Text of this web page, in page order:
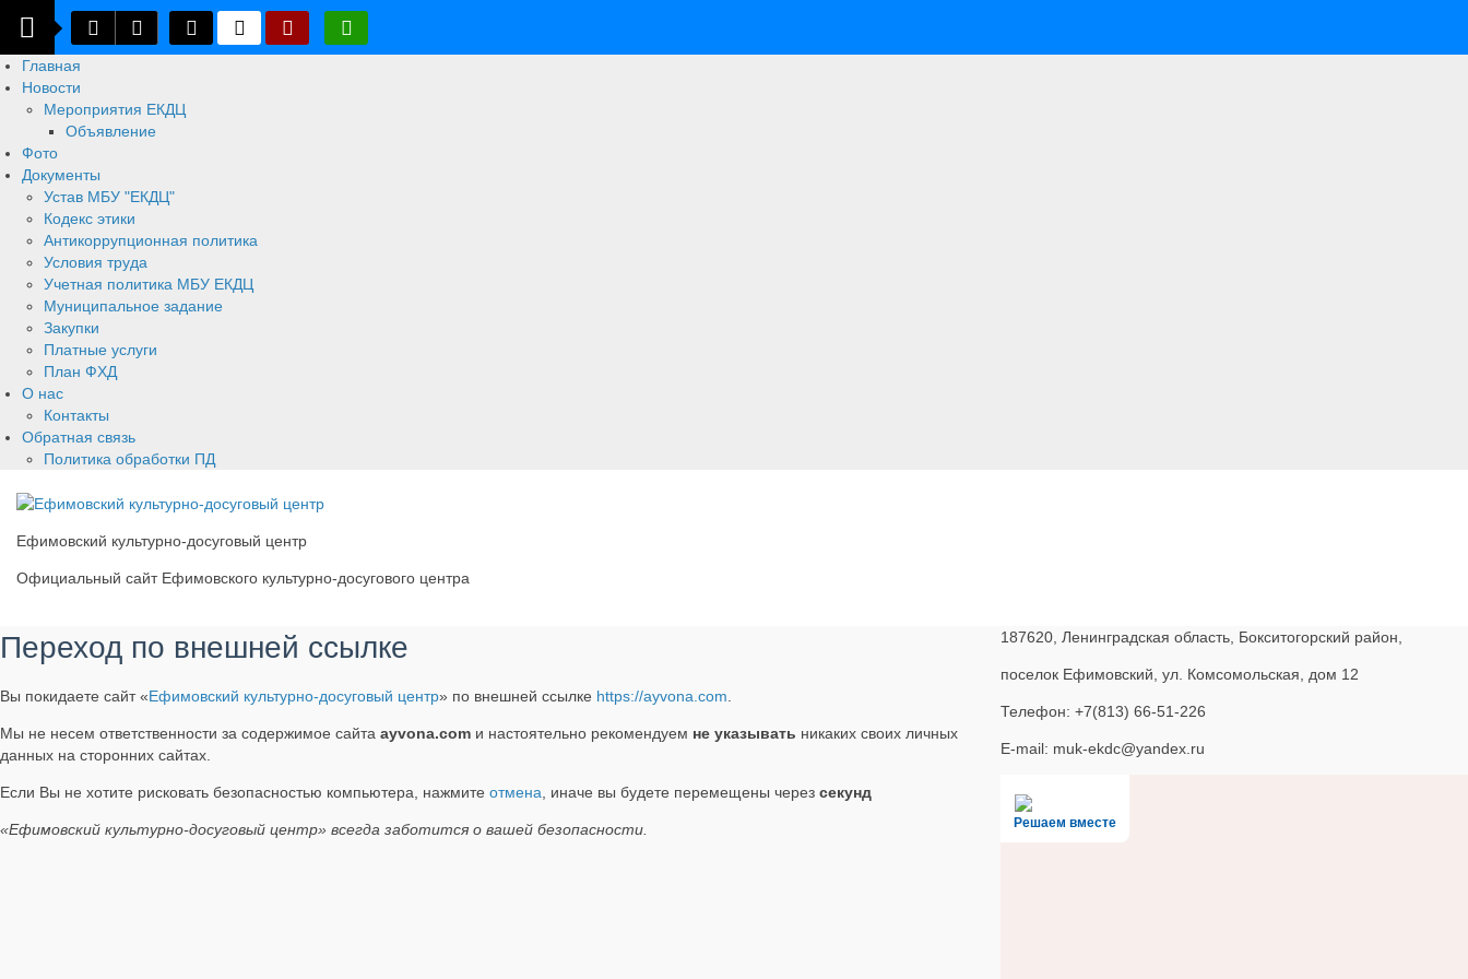
Главная
Новости
Мероприятия ЕКДЦ
Объявление
Фото
Документы
Устав МБУ "ЕКДЦ"
Кодекс этики
Антикоррупционная политика
Условия труда
Учетная политика МБУ ЕКДЦ
Муниципальное задание
Закупки
Платные услуги
План ФХД
О нас
Контакты
Обратная связь
Политика обработки ПД
Ефимовский культурно-досуговый центр
Официальный сайт Ефимовского культурно-досугового центра
Переход по внешней ссылке
Вы покидаете сайт «Ефимовский культурно-досуговый центр» по внешней ссылке https://ayvona.com.
Мы не несем ответственности за содержимое сайта ayvona.com и настоятельно рекомендуем не указывать никаких своих личных
данных на сторонних сайтах.
Если Вы не хотите рисковать безопасностью компьютера, нажмите отмена, иначе вы будете перемещены через секунд
«Ефимовский культурно-досуговый центр» всегда заботится о вашей безопасности.
187620, Ленинградская область, Бокситогорский район,
поселок Ефимовский, ул. Комсомольская, дом 12
Телефон: +7(813) 66-51-226
E-mail: muk-ekdc@yandex.ru
Решаем вместе